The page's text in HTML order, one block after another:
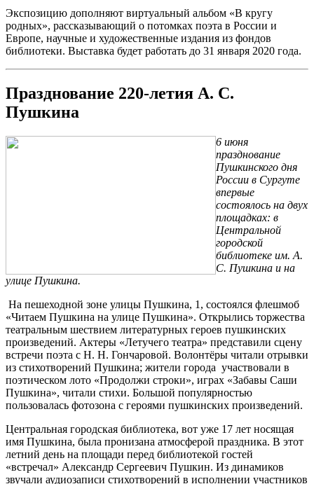
Экспозицию дополняют виртуальный альбом «В кругу
родных», рассказывающий о потомках поэта в России и
Европе, научные и художественные издания из фондов
библиотеки. Выставка будет работать до 31 января 2020 года.
Празднование 220-летия А. С.
Пушкина
6 июня
празднование
Пушкинского дня
России в Сургуте
впервые
состоялось на двух
площадках: в
Центральной
городской
библиотеке им. А.
С. Пушкина и на
улице Пушкина.
На пешеходной зоне улицы Пушкина, 1, состоялся флешмоб
«Читаем Пушкина на улице Пушкина». Открылись торжества
театральным шествием литературных героев пушкинских
произведений. Актеры «Летучего театра» представили сцену
встречи поэта с Н. Н. Гончаровой. Волонтёры читали отрывки
из стихотворений Пушкина; жители города участвовали в
поэтическом лото «Продолжи строки», играх «Забавы Саши
Пушкина», читали стихи. Большой популярностью
пользовалась фотозона с героями пушкинских произведений.
Центральная городская библиотека, вот уже 17 лет носящая
имя Пушкина, была пронизана атмосферой праздника. В этот
летний день на площади перед библиотекой гостей
«встречал» Александр Сергеевич Пушкин. Из динамиков
звучали аудиозаписи стихотворений в исполнении участников